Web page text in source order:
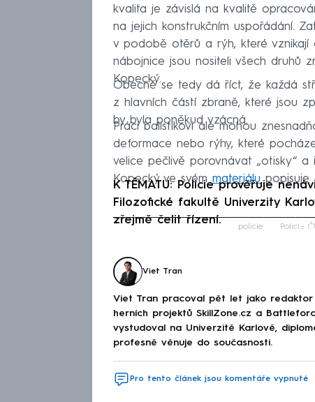
kvalita je závislá na kvalitě
na jejich konstrukčním uspořádání.
v podobě otěrů a rýh, které vznikají
nábojnice jsou nositeli všech druhů
Kopecký.
Obecně se tedy dá říct, že každá
z hlavních částí zbraně, které jsou
by byla poněkud vzácná.
Práci balistikovi ale mohou
deformace nebo rýhy, které
velice pečlivě porovnávat „otisky“
Kopecký ve svém materiálu popisuje
K TÉMATU: Policie prověřuje
Filozofické fakultě Univerzity
zřejmě čelit řízení.
policie Policie
Viet Tran
Viet Tran pracoval pět let jako redaktor
herních projektů SkillZone.cz a
vystudoval na Univerzitě Karlově,
profesně věnuje do současnosti.
Pro tento článek jsou komentáře vypnuté